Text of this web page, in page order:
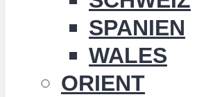
SPANIEN
WALES
ORIENT